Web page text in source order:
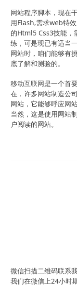
网站程序脚本，现在
用Flash,需求web特
的Html5 Css3技能，
练，可是现已有适当
网站时，咱们能够有
底了解和测验的。
移动互联网是一个首
在，许多网站制造公
网站，它能够呼应网
当然，这是使用网站
户阅读的网站。
微信扫描二维码联系
我们在微信上24小时